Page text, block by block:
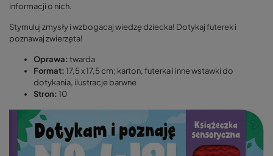
informacji o nich.
Stymuluj zmysły i wzbogacaj wiedzę dziecka! Dotykaj futerek i
poznawaj zwierzęta!
Oprawa:twarda
Format:17,5 x 17,5 cm; karton, futerka i inne wstawki do
dotykania, ilustracje barwne
Stron:10